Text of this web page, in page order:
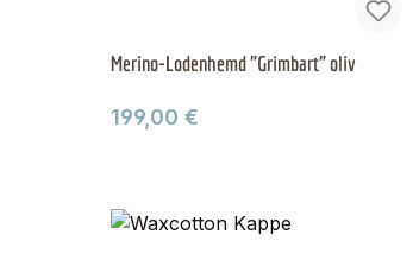
Merino-Lodenhemd "Grimbart" oliv
Regulärer Preis:
199,00 €